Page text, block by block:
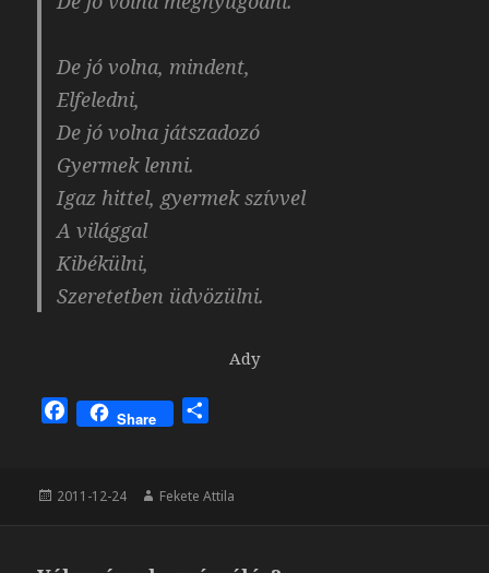
De jó volna, mindent,
Elfeledni,
De jó volna játszadozó
Gyermek lenni.
Igaz hittel, gyermek szívvel
A világgal
Kibékülni,
Szeretetben üdvözülni.
Ady
F
e
o
Share
z
e
Közzétéve
2011-12-24 Szerző
Fekete Attila